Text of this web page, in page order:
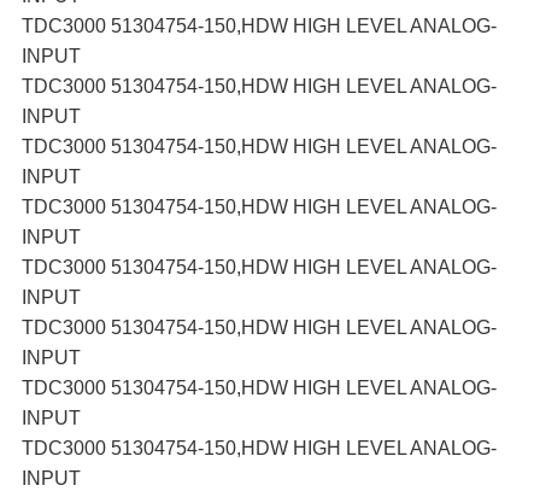
TDC3000 51304754-150,HDW HIGH LEVEL ANALOG-
INPUT
TDC3000 51304754-150,HDW HIGH LEVEL ANALOG-
INPUT
TDC3000 51304754-150,HDW HIGH LEVEL ANALOG-
INPUT
TDC3000 51304754-150,HDW HIGH LEVEL ANALOG-
INPUT
TDC3000 51304754-150,HDW HIGH LEVEL ANALOG-
INPUT
TDC3000 51304754-150,HDW HIGH LEVEL ANALOG-
INPUT
TDC3000 51304754-150,HDW HIGH LEVEL ANALOG-
INPUT
TDC3000 51304754-150,HDW HIGH LEVEL ANALOG-
INPUT